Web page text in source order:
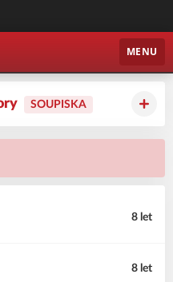
MENU
SOUPISKA
8 let
8 let